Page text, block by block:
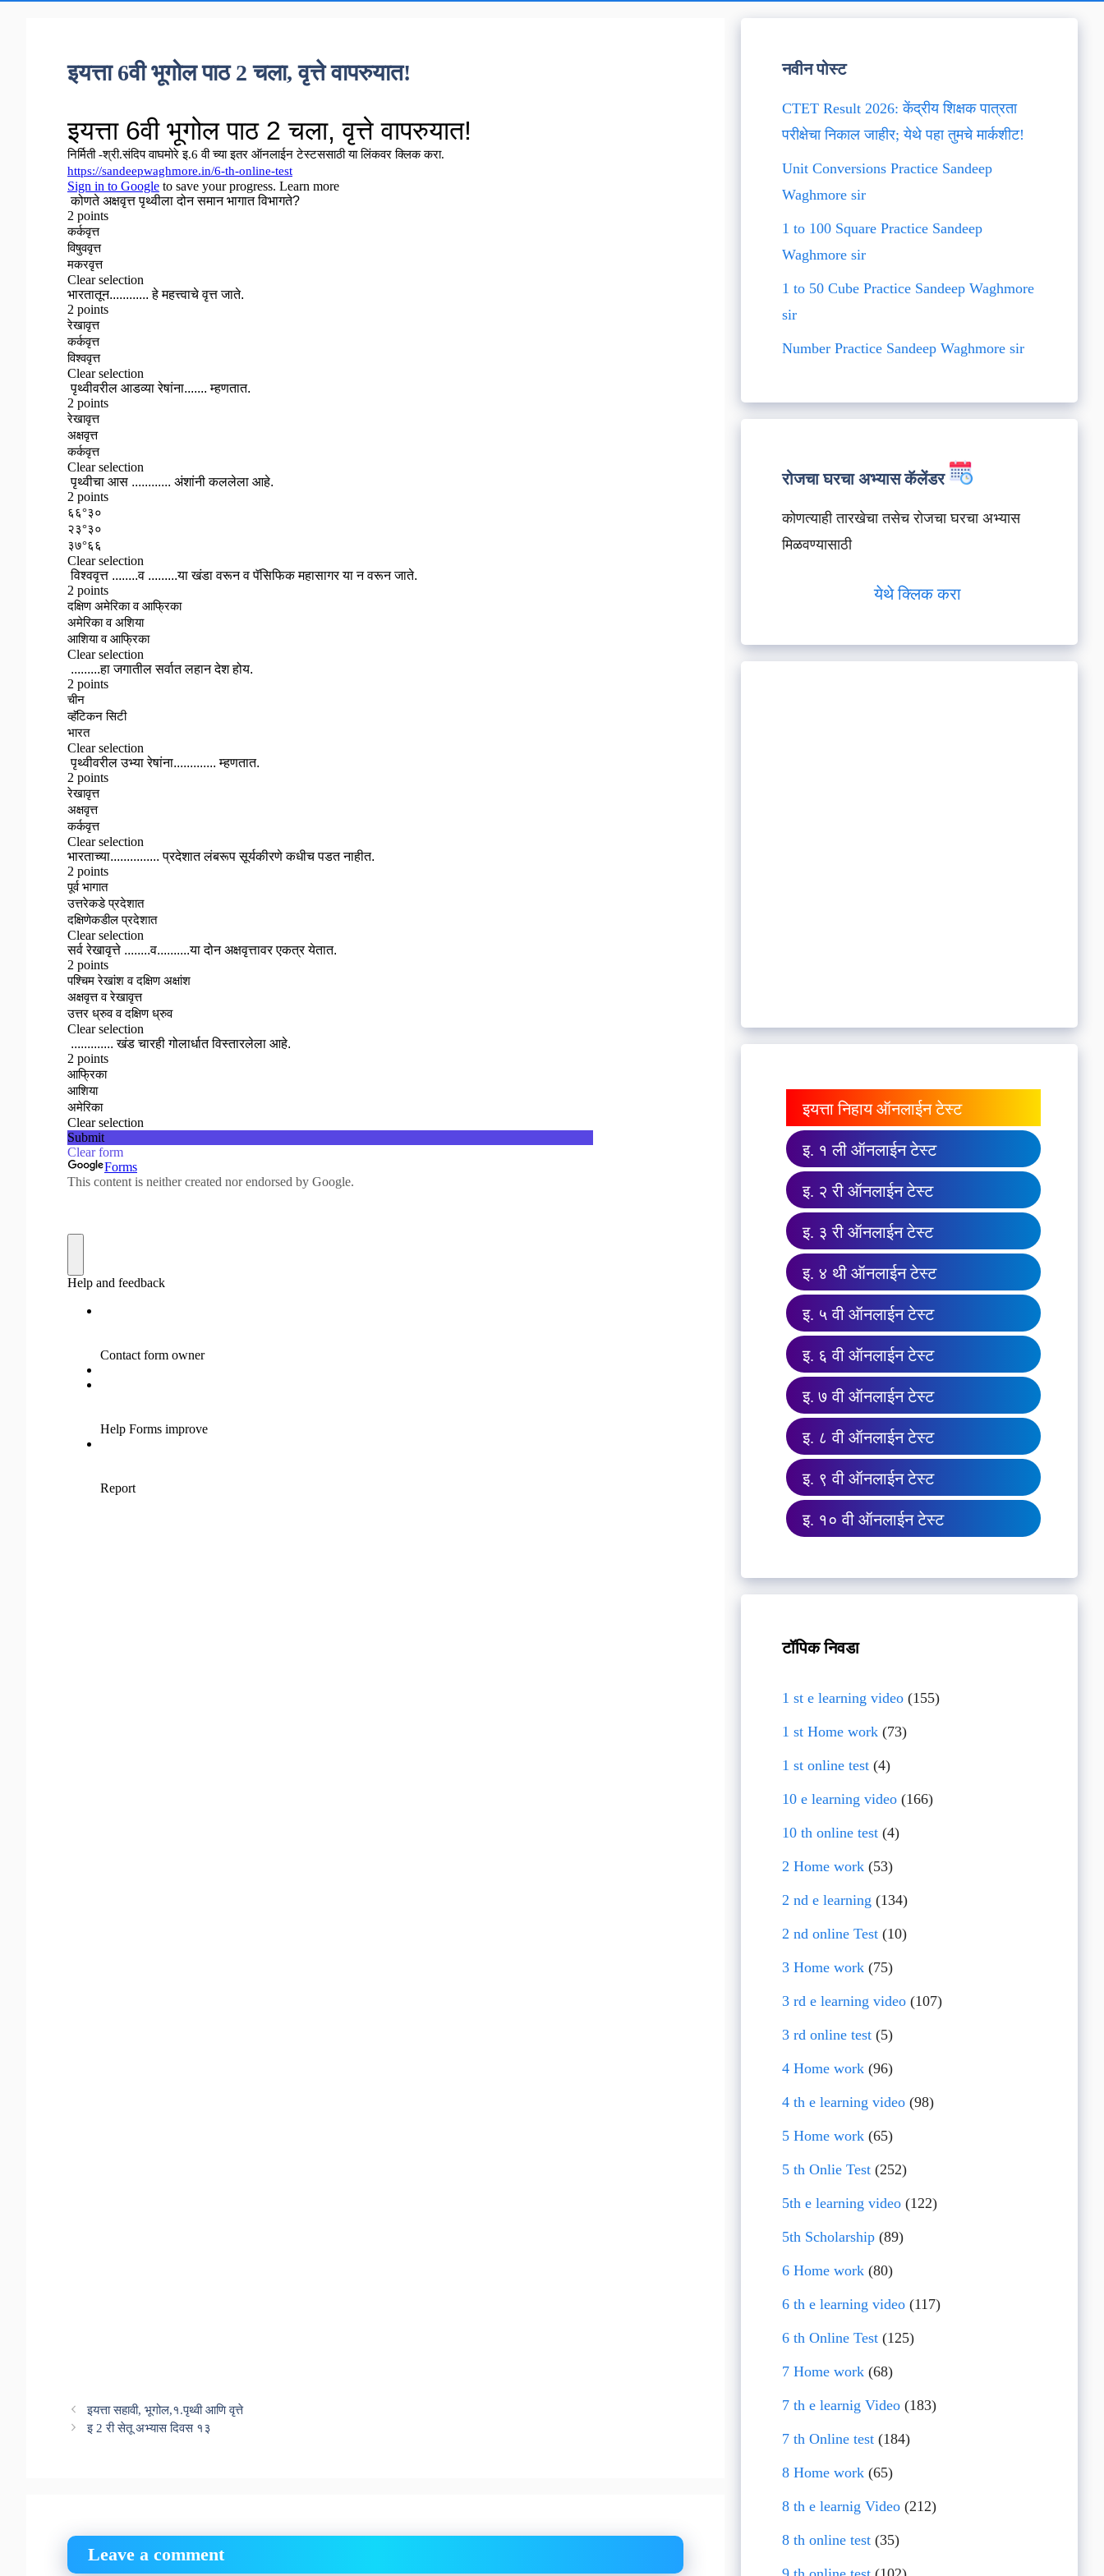
इयत्ता 6वी भूगोल पाठ 2 चला, वृत्ते वापरुयात!
इयत्ता सहावी, भूगोल,१.पृथ्वी आणि वृत्ते
इ 2 री सेतू अभ्यास दिवस १३
Leave a comment
नवीन पोस्ट
CTET Result 2026: केंद्रीय शिक्षक पात्रता
परीक्षेचा निकाल जाहीर; येथे पहा तुमचे मार्कशीट!
Unit Conversions Practice Sandeep
Waghmore sir
1 to 100 Square Practice Sandeep
Waghmore sir
1 to 50 Cube Practice Sandeep Waghmore
sir
Number Practice Sandeep Waghmore sir
रोजचा घरचा अभ्यास कॅलेंडर
कोणत्याही तारखेचा तसेच रोजचा घरचा अभ्यास
मिळवण्यासाठी
येथे क्लिक करा
इयत्ता निहाय ऑनलाईन टेस्ट
इ. १ ली ऑनलाईन टेस्ट
इ. २ री ऑनलाईन टेस्ट
इ. ३ री ऑनलाईन टेस्ट
इ. ४ थी ऑनलाईन टेस्ट
इ. ५ वी ऑनलाईन टेस्ट
इ. ६ वी ऑनलाईन टेस्ट
इ. ७ वी ऑनलाईन टेस्ट
इ. ८ वी ऑनलाईन टेस्ट
इ. ९ वी ऑनलाईन टेस्ट
इ. १० वी ऑनलाईन टेस्ट
टॉपिक निवडा
1 st e learning video(155)
1 st Home work(73)
1 st online test(4)
10 e learning video(166)
10 th online test(4)
2 Home work(53)
2 nd e learning (134)
2 nd online Test(10)
3 Home work(75)
3 rd e learning video(107)
3 rd online test(5)
4 Home work(96)
4 th e learning video(98)
5 Home work(65)
5 th Onlie Test(252)
5th e learning video(122)
5th Scholarship(89)
6 Home work(80)
6 th e learning video(117)
6 th Online Test(125)
7 Home work(68)
7 th e learnig Video(183)
7 th Online test(184)
8 Home work(65)
8 th e learnig Video(212)
8 th online test(35)